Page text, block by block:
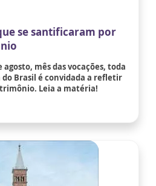
se santificaram por
mês das vocações, toda
Brasil é convidada a refletir
Leia a matéria!